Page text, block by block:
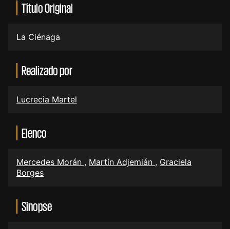
Título Original
La Ciénaga
Realizado por
Lucrecia Martel
Elenco
Mercedes Morán , Martín Adjemián , Graciela
Borges
Sinopse